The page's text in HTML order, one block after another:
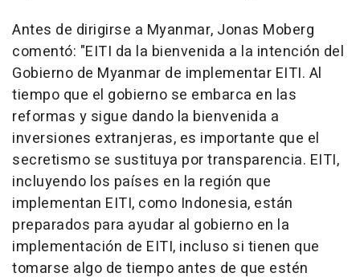
Antes de dirigirse a Myanmar, Jonas Moberg
comentó: "EITI da la bienvenida a la intención del
Gobierno de Myanmar de implementar EITI. Al
tiempo que el gobierno se embarca en las
reformas y sigue dando la bienvenida a
inversiones extranjeras, es importante que el
secretismo se sustituya por transparencia. EITI,
incluyendo los países en la región que
implementan EITI, como Indonesia, están
preparados para ayudar al gobierno en la
implementación de EITI, incluso si tienen que
tomarse algo de tiempo antes de que estén